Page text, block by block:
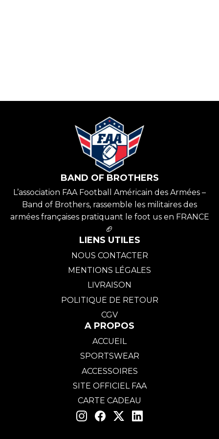
BAND OF BROTHERS
L’association FAA Football Américain des Armées –
Band of Brothers, rassemble les militaires des
armées françaises pratiquant le foot us en FRANCE
🏈
LIENS UTILES
NOUS CONTACTER
MENTIONS LÉGALES
LIVRAISON
POLITIQUE DE RETOUR
CGV
A PROPOS
ACCUEIL
SPORTSWEAR
ACCESSOIRES
SITE OFFICIEL FAA
CARTE CADEAU